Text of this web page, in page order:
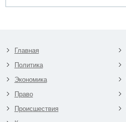
Главная
Политика
Экономика
Право
Происшествия